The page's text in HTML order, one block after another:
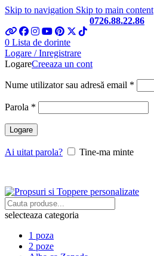
Skip to navigation Skip to main content
0726.88.22.86
0 Lista de dorinte
Logare / Inregistrare
LogareCreeaza un cont
Nume utilizator sau adresă email *
Parola *
Logare
Ai uitat parola? Tine-ma minte
selecteaza categoria
1 poza
2 poze